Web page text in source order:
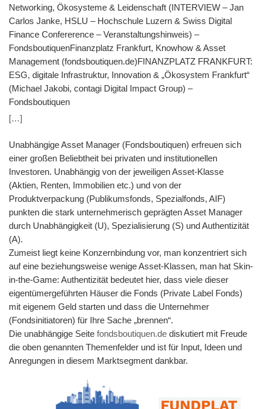
Networking, Ökosysteme & Leidenschaft (INTERVIEW – Jan
Carlos Janke, HSLU – Hochschule Luzern & Swiss Digital
Finance Confererence – Veranstaltungshinweis) –
FondsboutiquenFinanzplatz Frankfurt, Knowhow & Asset
Management (fondsboutiquen.de)FINANZPLATZ FRANKFURT:
ESG, digitale Infrastruktur, Innovation & „Ökosystem Frankfurt“
(Michael Jakobi, contagi Digital Impact Group) –
Fondsboutiquen
[…]
Unabhängige Asset Manager (Fondsboutiquen) erfreuen sich
einer großen Beliebtheit bei privaten und institutionellen
Investoren. Unabhängig von der jeweiligen Asset-Klasse
(Aktien, Renten, Immobilien etc.) und von der
Produktverpackung (Publikumsfonds, Spezialfonds, AIF)
punkten die stark unternehmerisch geprägten Asset Manager
durch Unabhängigkeit (U), Spezialisierung (S) und Authentizität
(A).
Zumeist liegt keine Konzernbindung vor, man konzentriert sich
auf eine beziehungsweise wenige Asset-Klassen, man hat Skin-
in-the-Game: Authentizität bedeutet hier, dass viele dieser
eigentümergeführten Häuser die Fonds (Private Label Fonds)
mit eigenem Geld starten und dass die Unternehmer
(Fondsinitiatoren) für Ihre Sache „brennen“.
Die unabhängige Seite fondsboutiquen.de diskutiert mit Freude
die oben genannten Themenfelder und ist für Input, Ideen und
Anregungen in diesem Marktsegment dankbar.